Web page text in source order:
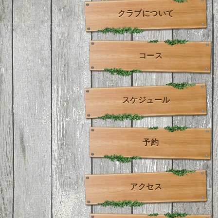
クラブについて
コース
スケジュール
予約
アクセス